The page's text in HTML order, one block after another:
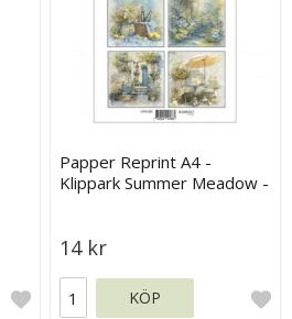
Papper Reprint A4 -
Klippark Summer Meadow -
14 kr
KÖP